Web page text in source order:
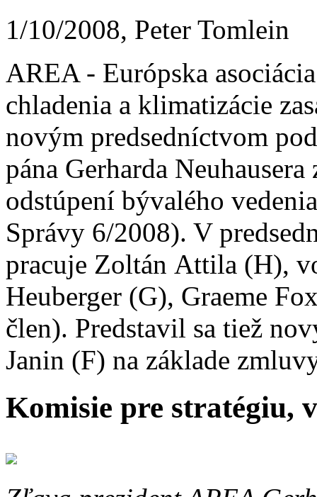
1/10/2008, Peter Tomlein
AREA - Európska
chladenia a klimatizácie
novým predsedníctvom
pána Gerharda
odstúpení bývalého
Správy 6/2008). V
pracuje Zoltán Attila (H),
Heuberger (G), Graeme
člen). Predstavil sa tiež
Janin (F) na základe
Komisie pre stratégiu,